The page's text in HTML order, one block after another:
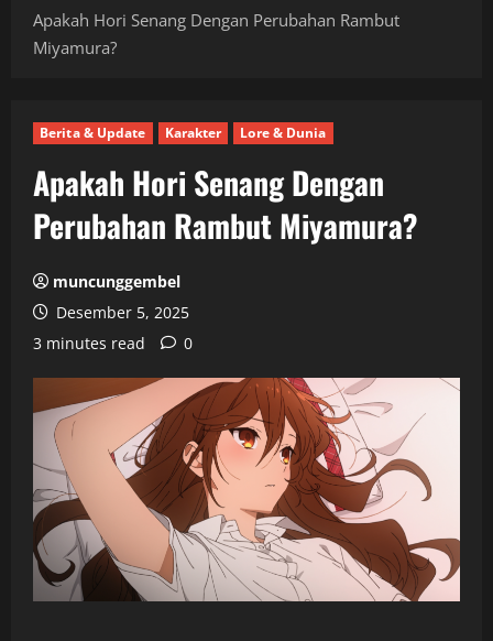
Apakah Hori Senang Dengan Perubahan Rambut
Miyamura?
Berita & Update Karakter Lore & Dunia
Apakah Hori Senang Dengan
Perubahan Rambut Miyamura?
muncunggembel
Desember 5, 2025
3 minutes read
0